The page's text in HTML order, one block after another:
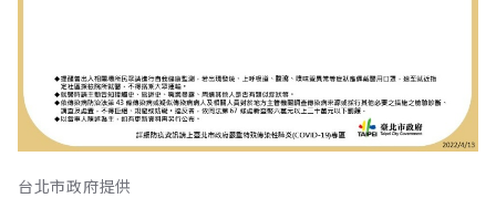
台北市政府提供